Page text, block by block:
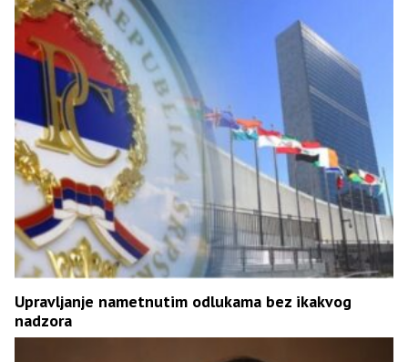
Upravljanje nametnutim odlukama bez ikakvog
nadzora